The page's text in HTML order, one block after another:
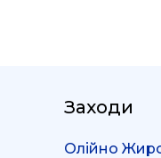
Заходи
Олійно